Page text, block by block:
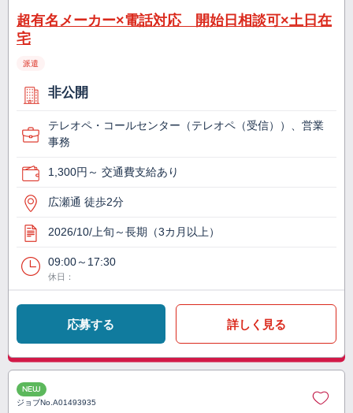
超有名メーカー×電話対応 開始日相談可×土日在
宅
派遣
非公開
テレオペ・コールセンター（テレオペ（受信））、営業
事務
1,300円～ 交通費支給あり
広瀬通 徒歩2分
2026/10/上旬～長期（3カ月以上）
09:00～17:30
休日：
応募する 詳しく見る
NEW
ジョブNo.A01493935